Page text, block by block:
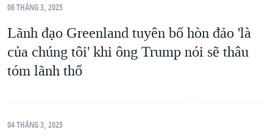
06 THÁNG 3, 2025
Lãnh đạo Greenland tuyên bố hòn đảo 'là
của chúng tôi' khi ông Trump nói sẽ thâu
tóm lãnh thổ
04 THÁNG 3, 2025